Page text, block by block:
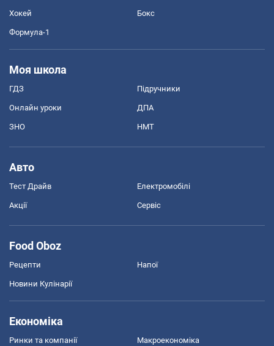
Хокей Бокс
Формула-1
Моя школа
ГДЗ Підручники
Онлайн уроки ДПА
ЗНО НМТ
Авто
Тест Драйв Електромобілі
Акції Сервіс
Food Oboz
Рецепти Напої
Новини Кулінарії
Економіка
Ринки та компанії Макроекономіка